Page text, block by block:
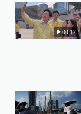
00:17